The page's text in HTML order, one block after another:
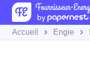
Accueil Engie